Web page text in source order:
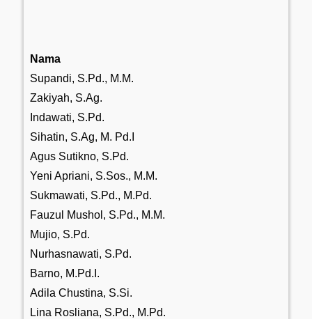
Nama
Supandi, S.Pd., M.M.
Zakiyah, S.Ag.
Indawati, S.Pd.
Sihatin, S.Ag, M. Pd.I
Agus Sutikno, S.Pd.
Yeni Apriani, S.Sos., M.M.
Sukmawati, S.Pd., M.Pd.
Fauzul Mushol, S.Pd., M.M.
Mujio, S.Pd.
Nurhasnawati, S.Pd.
Barno, M.Pd.I.
Adila Chustina, S.Si.
Lina Rosliana, S.Pd., M.Pd.